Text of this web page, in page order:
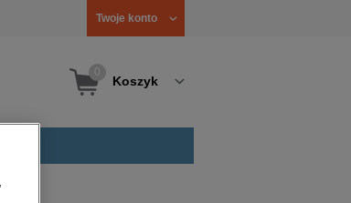
Twoje konto
Koszyk